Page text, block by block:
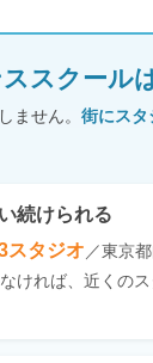
スクールは
ません。 街にスタ
続けられる
スタジオ／東京
ければ、近くのス